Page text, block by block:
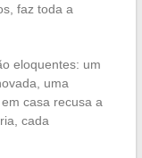
faz toda a
eloquentes: um
uma
casa recusa a
cada